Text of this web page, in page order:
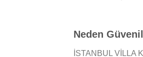
Neden
İSTANBUL VİLLA